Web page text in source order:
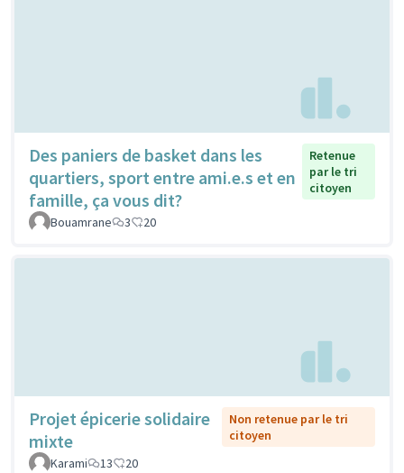
Des paniers de basket dans les
quartiers, sport entre ami.e.s et en
famille, ça vous dit?
Retenue
par le tri
citoyen
Bouamrane 3 20
Projet épicerie solidaire
mixte
Non retenue par le tri
citoyen
Karami
13 20